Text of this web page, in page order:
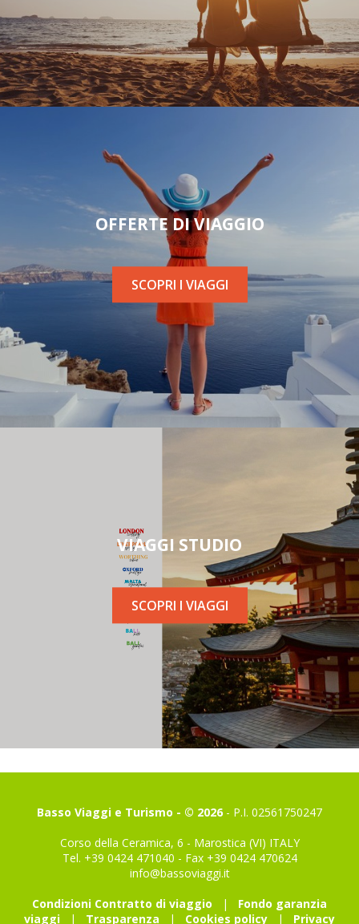
OFFERTE DI VIAGGIO
SCOPRI I VIAGGI
VIAGGI STUDIO
SCOPRI I VIAGGI
Basso Viaggi e Turismo - © 2026- P.I. 02561750247
Corso della Ceramica, 6 - Marostica (VI) ITALY
Tel. +39 0424 471040 - Fax +39 0424 470624
info@bassoviaggi.it
Condizioni Contratto di viaggio | Fondo garanzia
viaggi | Trasparenza | Cookies policy | Privacy